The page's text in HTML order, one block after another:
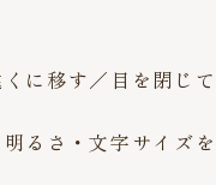
に移す／目を閉じて
るさ・文字サイズを